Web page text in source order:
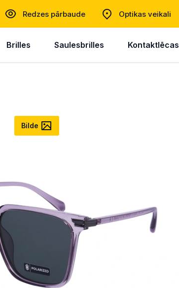
Redzes pārbaude Optikas veikali
Brilles Saulesbrilles Kontaktlēcas
Bilde